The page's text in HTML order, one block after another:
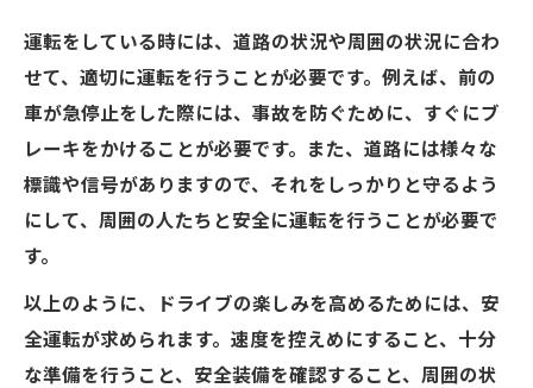
運転をしている時には、道路の状況や周囲の状況に合わ
せて、適切に運転を行うことが必要です。例えば、前の
車が急停止をした際には、事故を防ぐために、すぐにブ
レーキをかけることが必要です。また、道路には様々な
標識や信号がありますので、それをしっかりと守るよう
にして、周囲の人たちと安全に運転を行うことが必要で
す。
以上のように、ドライブの楽しみを高めるためには、安
全運転が求められます。速度を控えめにすること、十分
な準備を行うこと、安全装備を確認すること、周囲の状